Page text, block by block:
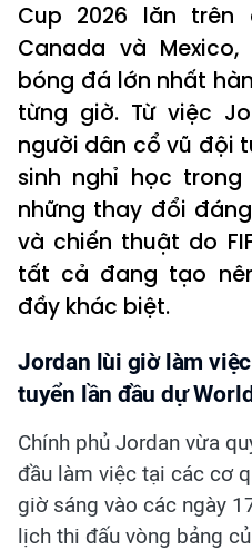
Cup 2026 lăn
Canada và
bóng đá lớn nhất
từng giờ. Từ việc
người dân cổ vũ đội
sinh nghỉ học
những thay đổi
và chiến thuật do
tất cả đang tạo
đầy khác biệt.
Jordan lùi giờ làm
tuyển lần đầu dự
Chính phủ Jordan vừa
đầu làm việc tại các cơ
giờ sáng vào các ngày
lịch thi đấu vòng bảng